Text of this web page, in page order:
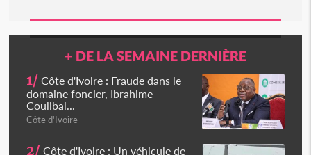
+ DE LA SEMAINE DERNIÈRE
1/ Côte d'Ivoire : Fraude dans le
domaine foncier, Ibrahime
Coulibal...
Côte d'Ivoire
2/ Côte d'Ivoire : Un véhicule de